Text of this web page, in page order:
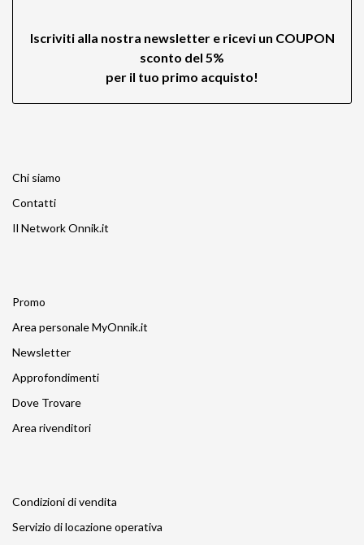
Iscriviti alla nostra newsletter e ricevi un COUPON
sconto del 5%
per il tuo primo acquisto!
Chi siamo
Contatti
Il Network Onnik.it
Promo
Area personale MyOnnik.it
Newsletter
Approfondimenti
Dove Trovare
Area rivenditori
Condizioni di vendita
Servizio di locazione operativa